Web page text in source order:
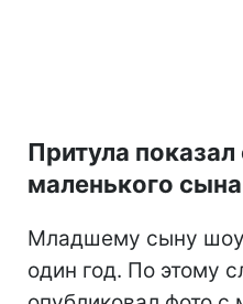
Притула показал
маленького сына
Младшему сыну
один год. По этому